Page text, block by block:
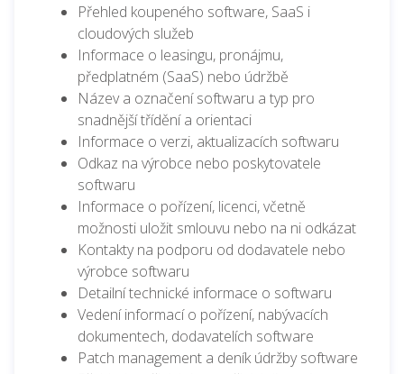
Přehled koupeného software, SaaS i
cloudových služeb
Informace o leasingu, pronájmu,
předplatném (SaaS) nebo údržbě
Název a označení softwaru a typ pro
snadnější třídění a orientaci
Informace o verzi, aktualizacích softwaru
Odkaz na výrobce nebo poskytovatele
softwaru
Informace o pořízení, licenci, včetně
možnosti uložit smlouvu nebo na ni odkázat
Kontakty na podporu od dodavatele nebo
výrobce softwaru
Detailní technické informace o softwaru
Vedení informací o pořízení, nabývacích
dokumentech, dodavatelích software
Patch management a deník údržby software